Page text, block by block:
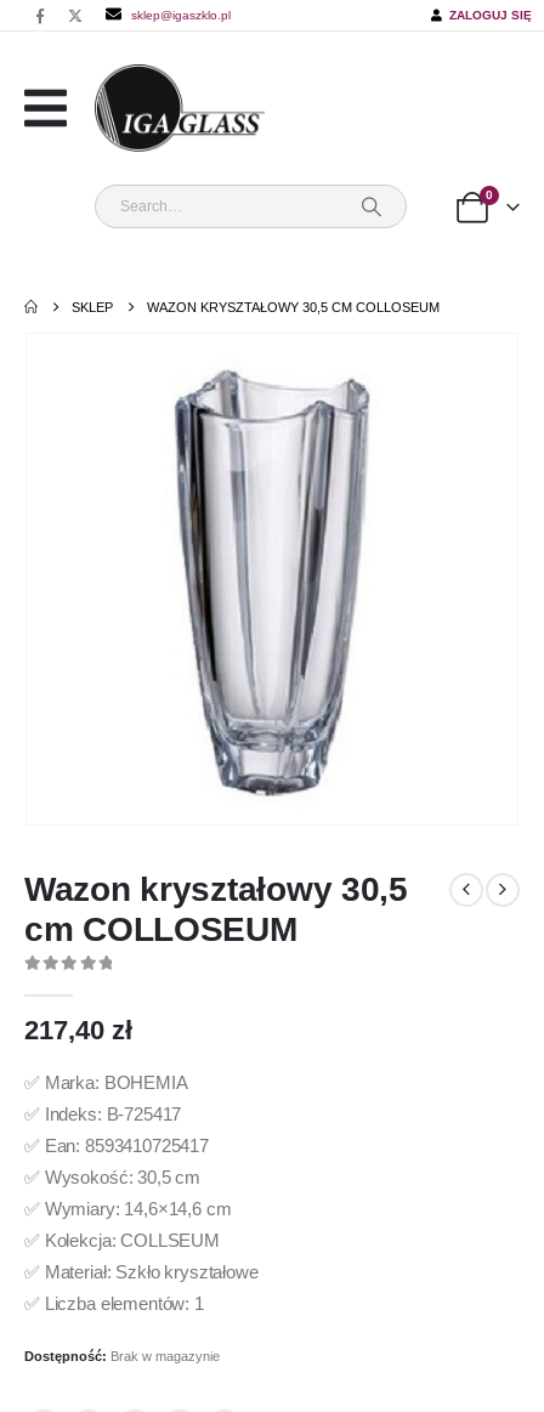
sklep@igaszklo.pl ZALOGUJ SIĘ
0
SKLEP WAZON KRYSZTAŁOWY 30,5 CM COLLOSEUM
Wazon kryształowy 30,5
cm COLLOSEUM
217,40 zł
✅ Marka: BOHEMIA
✅ Indeks: B-725417
✅ Ean: 8593410725417
✅ Wysokość: 30,5 cm
✅ Wymiary: 14,6×14,6 cm
✅ Kolekcja: COLLSEUM
✅ Materiał: Szkło kryształowe
✅ Liczba elementów: 1
Dostępność: Brak w magazynie